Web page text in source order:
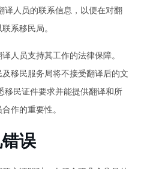
译人员的联系信息，以便在对翻
系移民局。
人员支持其工作的法律保障。
移民服务局将不接受翻译后的文
移民证件要求并能提供翻译和所
作的重要性。
误